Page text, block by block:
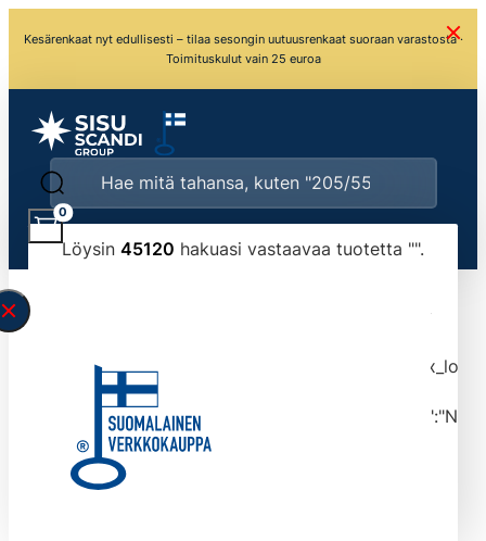
Kesärenkaat nyt edullisesti – tilaa sesongin uutuusrenkaat suoraan varastosta ·
Toimituskulut vain 25 euroa
Löysin 45120 hakuasi vastaavaa tuotetta "".
typed the search query correctly.<br>Currently
tmlmvi","meta_query":
data-original-query-vars="[]" data-page="1"
data-max-pages="4512" data-start="1" data-
end="10">
0